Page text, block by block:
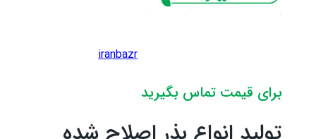
iranbazr
برای قیمت تماس بگیرید